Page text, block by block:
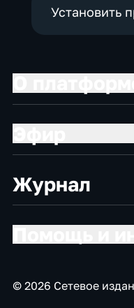
Установить
Журнал
© 2026 Сетевое